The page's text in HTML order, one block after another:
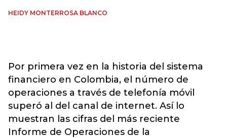
HEIDY MONTERROSA BLANCO
Por primera vez en la historia del sistema
financiero en Colombia, el número de
operaciones a través de telefonía móvil
superó al del canal de internet. Así lo
muestran las cifras del más reciente
Informe de Operaciones de la